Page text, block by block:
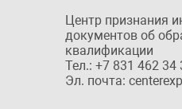
Центр признания
документов об
квалификации
Тел.: +7 831 462 34
Эл. почта: